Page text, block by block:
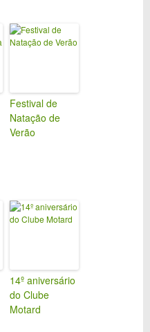
Festival de
Natação de
Verão
14º aniversário
do Clube
Motard